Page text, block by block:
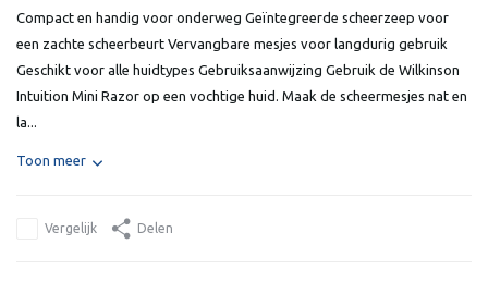
Compact en handig voor onderweg Geïntegreerde scheerzeep voor
een zachte scheerbeurt Vervangbare mesjes voor langdurig gebruik
Geschikt voor alle huidtypes Gebruiksaanwijzing Gebruik de Wilkinson
Intuition Mini Razor op een vochtige huid. Maak de scheermesjes nat en
la...
Toon meer
Vergelijk Delen